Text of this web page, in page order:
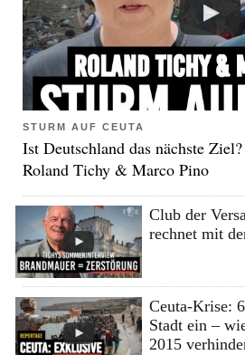
STURM AUF CEUTA
Ist Deutschland das nächste
Roland Tichy & Marco Pino
Club der
rechnet mit
Ceuta-Krise:
Stadt ein –
2015